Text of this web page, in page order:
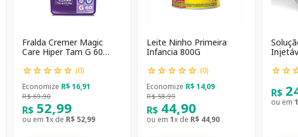
Fralda Cremer Magic
Care Hiper Tam G 60
☆☆☆☆☆ (0)
Economize R$16,91
R$ 69,90
R$ 52,99
ou em 1x de R$ 52,99
Leite Ninho Primeira
Infancia 800G
☆☆☆☆☆ (0)
Economize R$14,09
R$ 58,99
R$ 44,90
ou em 1x de R$ 44,90
☆☆
R$
ou em 1